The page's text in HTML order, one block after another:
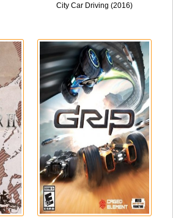
City Car Driving (2016)